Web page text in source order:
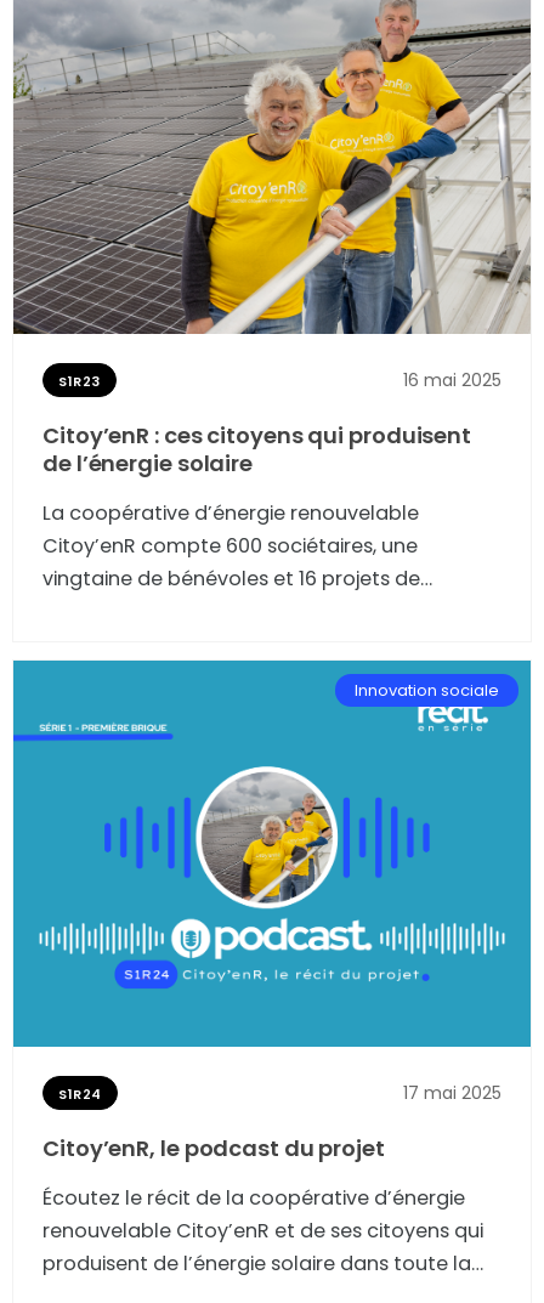
S1R23 16 mai 2025
Citoy’enR : ces citoyens qui produisent
de l’énergie solaire
La coopérative d’énergie renouvelable
Citoy’enR compte 600 sociétaires, une
vingtaine de bénévoles et 16 projets de
toulousaine. Retour sur ce grand projet citoyen
de la transition énergétique réussi, avec
Benjamin Toullec et Jacques Le Bart, deux
bénévoles-sociétaires qui l’ont initié en 2016
grâce à l’incubateur d’innovation sociale de
Première Brique.
Innovation sociale
S1R24 17 mai 2025
Citoy’enR, le podcast du projet
Écoutez le récit de la coopérative d’énergie
renouvelable Citoy’enR et de ses citoyens qui
produisent de l’énergie solaire dans toute la